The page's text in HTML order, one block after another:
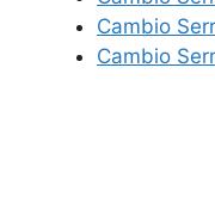
Cambio
Cambio